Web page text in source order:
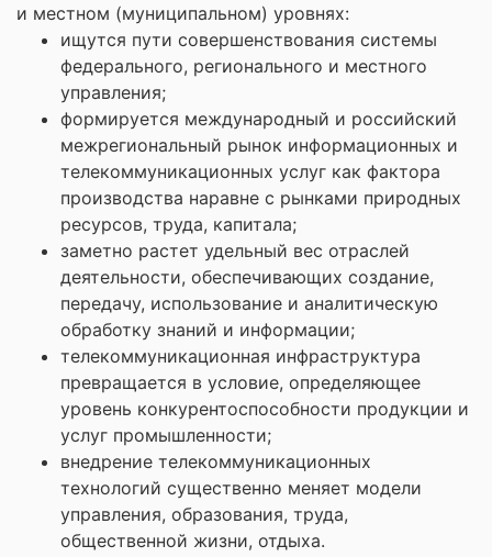
и местном (муниципальном) уровнях:
ищутся пути совершенствования системы
федерального, регионального и местного
управления;
формируется международный и российский
межрегиональный рынок информационных и
телекоммуникационных услуг как фактора
производства наравне с рынками природных
ресурсов, труда, капитала;
заметно растет удельный вес отраслей
деятельности, обеспечивающих создание,
передачу, использование и аналитическую
обработку знаний и информации;
телекоммуникационная инфраструктура
превращается в условие, определяющее
уровень конкурентоспособности продукции и
услуг промышленности;
внедрение телекоммуникационных
технологий существенно меняет модели
управления, образования, труда,
общественной жизни, отдыха.